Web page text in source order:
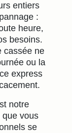
entiers
:
heure,
besoins.
cassée ne
ou la
express
notre
que vous
se